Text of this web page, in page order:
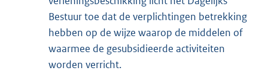
Bestuur toe dat de verplichtingen betrekking
hebben op de wijze waarop de middelen of
waarmee de gesubsidieerde activiteiten
worden verricht.